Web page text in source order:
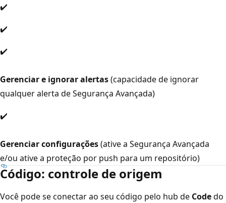
✔️
✔️
✔️
Gerenciar e ignorar alertas(capacidade de ignorar
qualquer alerta de Segurança Avançada)
✔️
Gerenciar configurações(ative a Segurança Avançada
e/ou ative a proteção por push para um repositório)
Código: controle de origem
Você pode se conectar ao seu código pelo hub de Codedo